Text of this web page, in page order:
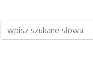
Wyszukiwarka